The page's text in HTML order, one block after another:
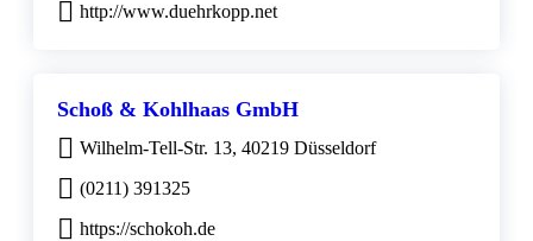
http://www.duehrkopp.net
Schoß & Kohlhaas GmbH
Wilhelm-Tell-Str. 13, 40219 Düsseldorf
(0211) 391325
https://schokoh.de